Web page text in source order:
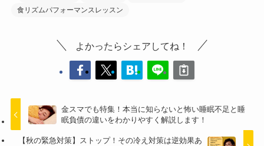
食リズムパフォーマンスレッスン
よかったらシェアしてね！
金スマでも特集！本当に知らないと怖い睡眠不足と睡
眠負債の違いをわかりやすく解説します！
【秋の緊急対策】ストップ！その冷え対策は逆効果あ